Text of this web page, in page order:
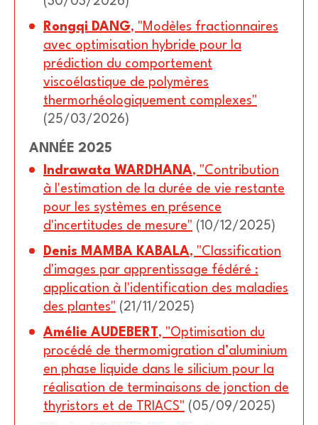
Rongqi DANG, "Modèles fractionnaires
avec optimisation hybride pour la
prédiction du comportement
viscoélastique de polymères
thermorhéologiquement complexes"
(25/03/2026)
ANNÉE 2025
Indrawata WARDHANA, "Contribution
à l'estimation de la durée de vie restante
pour les systèmes en présence
d'incertitudes de mesure" (10/12/2025)
Denis MAMBA KABALA, "Classification
d'images par apprentissage fédéré :
application à l'identification des maladies
des plantes" (21/11/2025)
Amélie AUDEBERT, "Optimisation du
procédé de thermomigration d’aluminium
en phase liquide dans le silicium pour la
réalisation de terminaisons de jonction de
thyristors et de TRIACS" (05/09/2025)